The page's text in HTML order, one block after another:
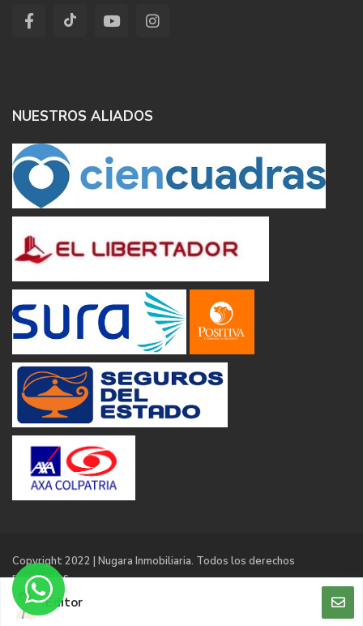
NUESTROS ALIADOS
Copyright 2022 | Nugara Inmobiliaria. Todos los derechos
reservados
Terms of Use
Editor